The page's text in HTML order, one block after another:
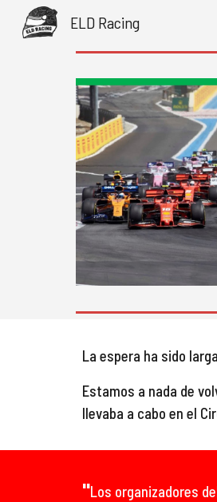
ELD Racing
La espera ha sido
Estamos a nada de
llevaba a cabo en el
"Los organizadores